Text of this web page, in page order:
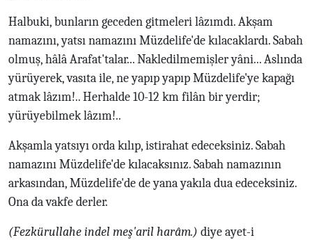
Halbuki, bunların geceden gitmeleri lâzımdı. Akşam
namazını, yatsı namazını Müzdelife'de kılacaklardı. Sabah
olmuş, hâlâ Arafat'talar... Nakledilmemişler yâni... Aslında
yürüyerek, vasıta ile, ne yapıp yapıp Müzdelife'ye kapağı
atmak lâzım!.. Herhalde 10-12 km filân bir yerdir;
yürüyebilmek lâzım!..
Akşamla yatsıyı orda kılıp, istirahat edeceksiniz. Sabah
namazını Müzdelife'de kılacaksınız. Sabah namazının
arkasından, Müzdelife'de de yana yakıla dua edeceksiniz.
Ona da vakfe derler.
(Fezkürullahe indel meş'aril harâm.) diye ayet-i